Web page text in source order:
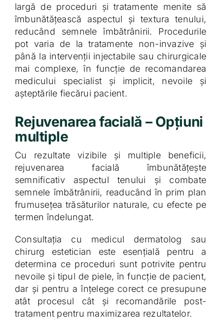
largă de proceduri și tratamente menite să
îmbunătățească aspectul și textura tenului,
reducând semnele îmbătrânirii. Procedurile
pot varia de la tratamente non-invazive și
până la intervenții injectabile sau chirurgicale
mai complexe, în funcție de recomandarea
medicului specialist și implicit, nevoile și
așteptările fiecărui pacient.
Rejuvenarea facială – Opțiuni
multiple
Cu rezultate vizibile și multiple beneficii,
rejuvenarea facială îmbunătățește
semnificativ aspectul tenului și combate
semnele îmbătrânirii, readucând în prim plan
frumusețea trăsăturilor naturale, cu efecte pe
termen îndelungat.
Consultația cu medicul dermatolog sau
chirurg estetician este esențială pentru a
determina ce proceduri sunt potrivite pentru
nevoile și tipul de piele, în funcție de pacient,
dar și pentru a înțelege corect ce presupune
atât procesul cât și recomandările post-
tratament pentru maximizarea rezultatelor.